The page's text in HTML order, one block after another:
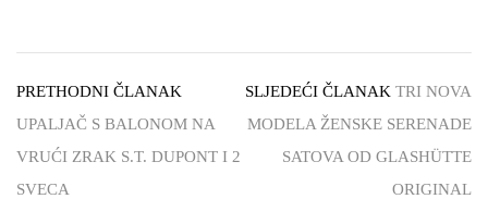
PRETHODNI ČLANAK
UPALJAČ S BALONOM NA
VRUĆI ZRAK S.T. DUPONT I 2
SVECA
SLJEDEĆI ČLANAK TRI NOVA
MODELA ŽENSKE SERENADE
SATOVA OD GLASHÜTTE
ORIGINAL